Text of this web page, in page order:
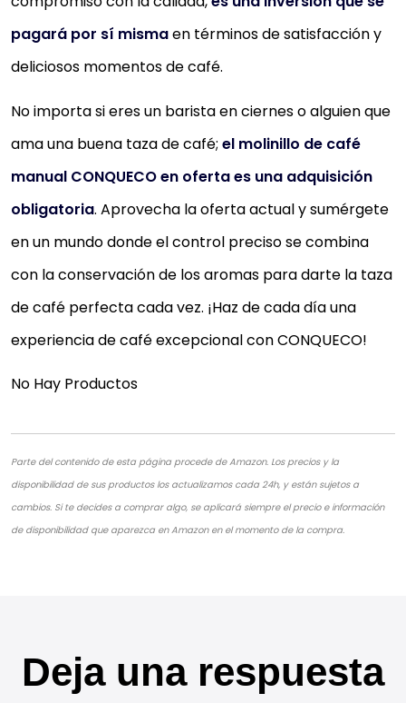
pagará por sí mismaen términos de satisfacción y
deliciosos momentos de café.
No importa si eres un barista en ciernes o alguien que
ama una buena taza de café; el molinillo de café
manual CONQUECO en oferta es una adquisición
obligatoria. Aprovecha la oferta actual y sumérgete
en un mundo donde el control preciso se combina
con la conservación de los aromas para darte la taza
de café perfecta cada vez. ¡Haz de cada día una
experiencia de café excepcional con CONQUECO!
No Hay Productos
Parte del contenido de esta página procede de Amazon. Los precios y la
disponibilidad de sus productos los actualizamos cada 24h, y están sujetos a
cambios. Si te decides a comprar algo, se aplicará siempre el precio e información
de disponibilidad que aparezca en Amazon en el momento de la compra.
Deja una respuesta